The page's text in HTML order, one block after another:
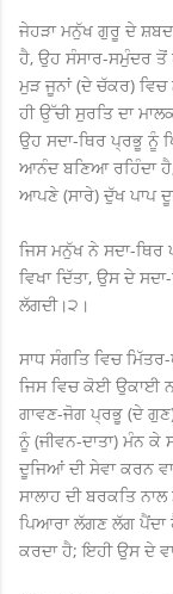
ਜੇਹੜਾ ਮਨੁੱਖ ਗੁਰੂ ਦੇ ਸ਼ਬਦ
ਹੈ, ਉਹ ਸੰਸਾਰ-ਸਮੁੰਦਰ ਤੋਂ
ਮੁੜ ਜੂਨਾਂ (ਦੇ ਚੱਕਰ)
ਹੀ ਉੱਚੀ ਸੁਰਤਿ ਦਾ
ਉਹ ਸਦਾ-ਥਿਰ ਪ੍ਰਭੂ ਨੂੰ
ਆਨੰਦ ਬਣਿਆ ਰਹਿੰਦਾ ਹੈ,
ਆਪਣੇ (ਸਾਰੇ) ਦੁੱਖ ਪਾਪ
ਜਿਸ ਮਨੁੱਖ ਨੇ ਸਦਾ-
ਵਿਖਾ ਦਿੱਤਾ, ਉਸ ਦੇ
ਲੱਗਦੀ।੨।
ਸਾਧ ਸੰਗਤਿ ਵਿਚ
ਜਿਸ ਵਿਚ ਕੋਈ ਉਕਾਈ
ਗਾਵਣ-ਜੋਗ ਪ੍ਰਭੂ (ਦੇ
ਨੂੰ (ਜੀਵਨ-ਦਾਤਾ) ਮੰਨ ਕੇ
ਦੂਜਿਆਂ ਦੀ ਸੇਵਾ ਕਰਨ
ਸਾਲਾਹ ਦੀ ਬਰਕਤਿ
ਪਿਆਰਾ ਲੱਗਣ ਲੱਗ
ਕਰਦਾ ਹੈ; ਇਹੀ ਉਸ ਦੇ